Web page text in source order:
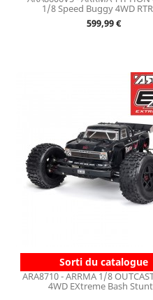
1/8 Speed Buggy 4WD
Prix
599,99 €
Sorti du catalogue
ARA8710 - ARRMA 1/8
4WD EXtreme Bash